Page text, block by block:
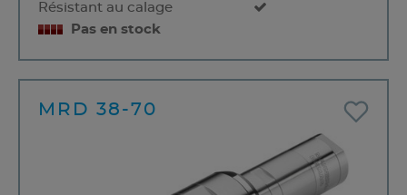
Résistant au calage
Pas en stock
MRD 38-70